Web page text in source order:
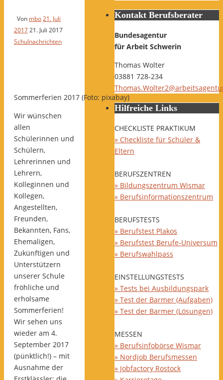
Von mbo 21. Juli
2017 21. Juli 2017
Schulnachrichten
Sommerferien 2017 (Foto: pixabay)
Wir wünschen
allen
Schülerinnen und
Schülern,
Lehrerinnen und
Lehrern,
Kolleginnen und
Kollegen,
Angestellten,
Freunden,
Bekannten, Fans,
Ehemaligen,
Zukünftigen und
Unterstützern
unserer Schule
fröhliche und
erholsame
Sommerferien!
Wir sehen uns
wieder am 4.
September 2017
(pünktlich!) – mit
Ausnahme der
Kontakt Berufsberater
Bundesagentur
für Arbeit Schwerin
Thomas Wolter
03881 728-234
Hilfreiche Links
CHECKLISTE PRAKTIKUM
» Checkliste für Schüler &
Eltern
BERUFSZENTREN
» Bildungszentrum Wismar
» Berufsinformationszentrum
BERUFSTESTS
» Berufstest Plakos
» Berufstest Berufe-Universum
» Berufswahlpass
EINSTELLUNGSTESTS
» Tests bei Ausbildungspark
» Test der Barmer (Aufgaben)
» Test der Barmer (Lösungen)
MESSEN
» Berufsinfobörse Wismar
» Nordjob Berufsmessen
» Jobfactory Rostock